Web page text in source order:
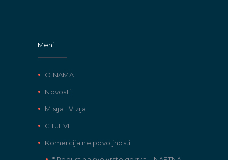
Meni
O NAMA
Novosti
Misija i Vizija
CILJEVI
Komercijalne povoljnosti